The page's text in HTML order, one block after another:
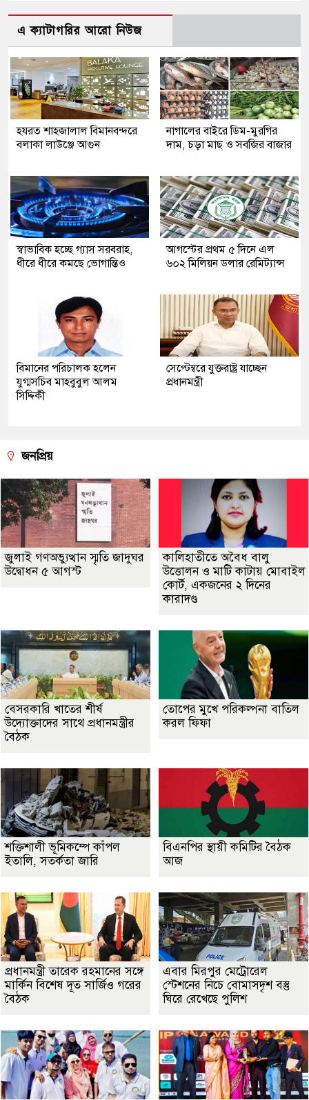
এ ক্যাটাগরির আরো নিউজ
হযরত শাহজালাল বিমানবন্দরে
বলাকা লাউঞ্জে আগুন
নাগালের বাইরে ডিম-মুরগির
দাম, চড়া মাছ ও সবজির বাজার
স্বাভাবিক হচ্ছে গ্যাস সরবরাহ,
ধীরে ধীরে কমছে ভোগান্তিও
আগস্টের প্রথম ৫ দিনে এল
৬০২ মিলিয়ন ডলার রেমিট্যান্স
বিমানের পরিচালক হলেন
যুগ্মসচিব মাহবুবুল আলম
সিদ্দিকী
সেপ্টেম্বরে যুক্তরাষ্ট্র যাচ্ছেন
প্রধানমন্ত্রী
জনপ্রিয়
জুলাই গণঅভ্যুত্থান স্মৃতি জাদুঘর
উদ্বোধন ৫ আগস্ট
কালিহাতীতে অবৈধ বালু
উত্তোলন ও মাটি কাটায় মোবাইল
কোর্ট, একজনের ২ দিনের
কারাদণ্ড
বেসরকারি খাতের শীর্ষ
উদ্যোক্তাদের সাথে প্রধানমন্ত্রীর
বৈঠক
তোপের মুখে পরিকল্পনা বাতিল
করল ফিফা
শক্তিশালী ভূমিকম্পে কাঁপল
ইতালি, সতর্কতা জারি
বিএনপির স্থায়ী কমিটির বৈঠক
আজ
প্রধানমন্ত্রী তারেক রহমানের সঙ্গে
মার্কিন বিশেষ দূত সার্জিও গরের
বৈঠক
এবার মিরপুর মেট্রোরেল
স্টেশনের নিচে বোমাসদৃশ বস্তু
ঘিরে রেখেছে পুলিশ